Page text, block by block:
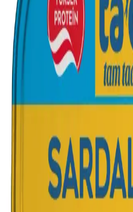
Ekonomik ve Sağlıklı
Değerleri ve Yaratıcı
Sardalya, omega-3, B12 ve D
bir besindir. Yaratıcı tariflerle
mümkündür. Tüketim önerileri
yazıda.
Genel Markalar Yağlı
Genel Markalar'ın 275g
sofralara sağlık katıyor. Zorluk
dikkat çekiyor, yüksek müşteri
2025'te Migros'ta
Uygun Fiyatın Sırrı